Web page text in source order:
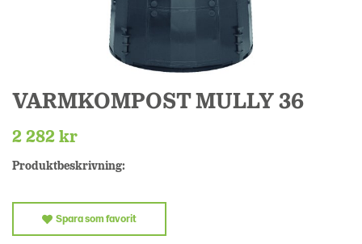
VARMKOMPOST MULLY 36
2 282 kr
Produktbeskrivning:
Spara som favorit